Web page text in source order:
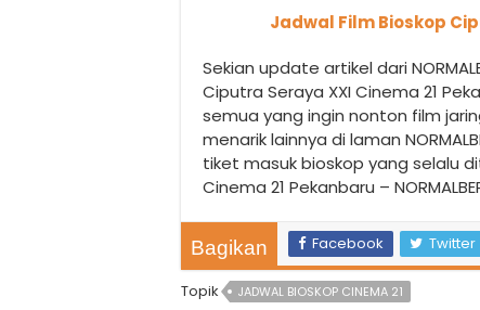
Jadwal Film Bioskop
Sekian update artikel dari
Ciputra Seraya XXI Cinema 21
semua yang ingin nonton film
menarik lainnya di laman
tiket masuk bioskop yang selalu
Cinema 21 Pekanbaru –
Bagikan Facebook Twitter
Topik JADWAL BIOSKOP CINEMA 21